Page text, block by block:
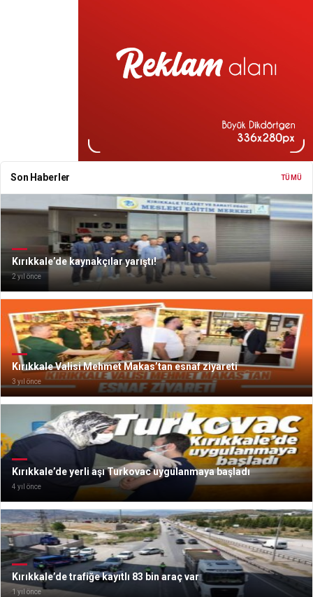
Son Haberler TÜMÜ
Kırıkkale’de kaynakçılar yarıştı!
2 yıl önce
Kırıkkale Valisi Mehmet Makas’tan esnaf ziyareti
3 yıl önce
Kırıkkale’de yerli aşı Turkovac uygulanmaya başladı
4 yıl önce
Kırıkkale’de trafiğe kayıtlı 83 bin araç var
1 yıl önce